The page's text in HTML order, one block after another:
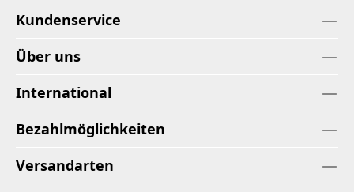
Kundenservice
Über uns
International
Bezahlmöglichkeiten
Versandarten